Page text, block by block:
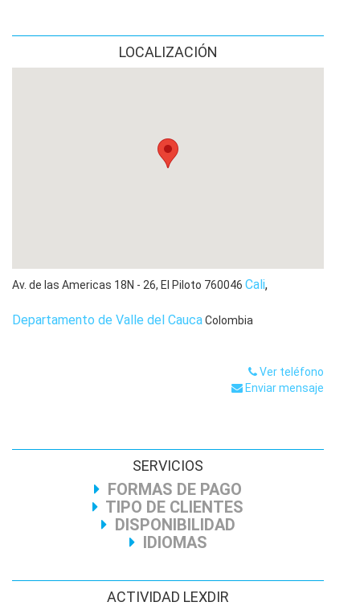
LOCALIZACIÓN
Av. de las Americas 18N - 26, El Piloto 760046 Cali,
Departamento de Valle del CaucaColombia
Ver teléfono
Enviar mensaje
SERVICIOS
FORMAS DE PAGO
TIPO DE CLIENTES
DISPONIBILIDAD
IDIOMAS
ACTIVIDAD LEXDIR